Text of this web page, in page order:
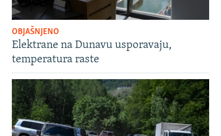
OBJAŠNJENO
Elektrane na Dunavu usporavaju,
temperatura raste